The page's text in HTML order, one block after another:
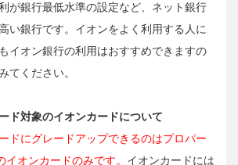
が銀行最低水準の設定など、ネット銀行
い銀行です。イオンをよく利用する人に
イオン銀行の利用はおすすめできますの
てください。
ド対象のイオンカードについて
ドにグレードアップできるのはプロパー
オンカードのみです。 イオンカードには